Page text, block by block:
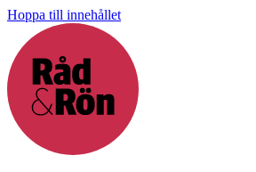
Hoppa till innehållet